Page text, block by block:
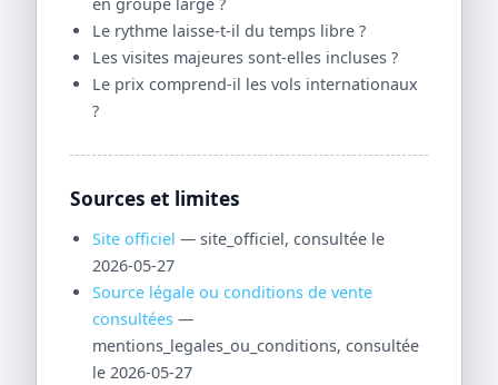
Le rythme laisse-t-il du temps libre ?
Les visites majeures sont-elles incluses ?
Le prix comprend-il les vols internationaux
?
Sources et limites
Site officiel — site_officiel, consultée le
2026-05-27
Source légale ou conditions de vente
consultées—
mentions_legales_ou_conditions, consultée
le 2026-05-27